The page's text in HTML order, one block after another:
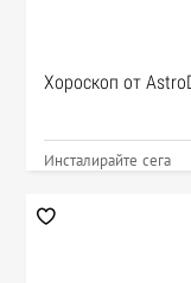
Хороскоп от
Инсталирайте сега